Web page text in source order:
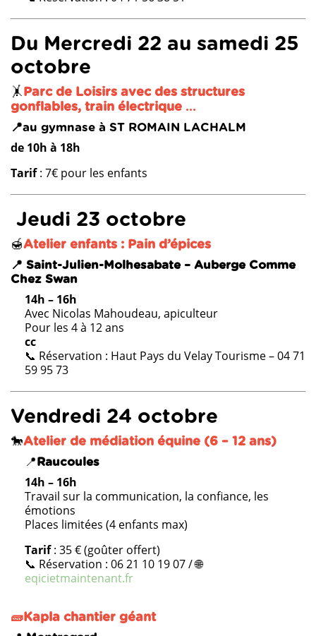
Du Mercredi 22 au samedi 25
octobre
🤸Parc de Loisirs avec des structures
gonflables, train électrique …
📍au gymnase à ST ROMAIN LACHALM
de 10h à 18h
Tarif: 7€ pour les enfants
Jeudi 23 octobre
🍯Atelier enfants : Pain d’épices
📍 Saint-Julien-Molhesabate – Auberge Comme
Chez Swan
14h – 16h
Avec Nicolas Mahoudeau, apiculteur
Pour les 4 à 12 ans
cc
📞 Réservation : Haut Pays du Velay Tourisme – 04 71
59 95 73
Vendredi 24 octobre
🐎Atelier de médiation équine (6 – 12 ans)
📍Raucoules
14h – 16h
Travail sur la communication, la confiance, les
émotions
Places limitées (4 enfants max)
Tarif: 35 € (goûter offert)
📞 Réservation : 06 21 10 19 07 / 🌐
eqicietmaintenant.fr
🧱Kapla chantier géant